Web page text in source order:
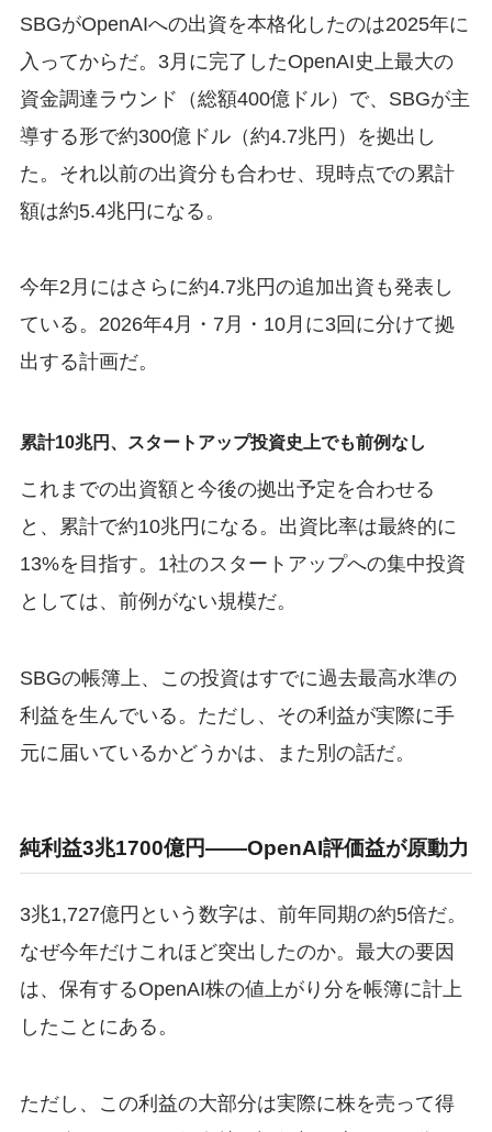
SBGがOpenAIへの出資を本格化したのは2025年に
入ってからだ。3月に完了したOpenAI史上最大の
資金調達ラウンド（総額400億ドル）で、SBGが主
導する形で約300億ドル（約4.7兆円）を拠出し
た。それ以前の出資分も合わせ、現時点での累計
額は約5.4兆円になる。
今年2月にはさらに約4.7兆円の追加出資も発表し
ている。2026年4月・7月・10月に3回に分けて拠
出する計画だ。
累計10兆円、スタートアップ投資史上でも前例なし
これまでの出資額と今後の拠出予定を合わせる
と、累計で約10兆円になる。出資比率は最終的に
13%を目指す。1社のスタートアップへの集中投資
としては、前例がない規模だ。
SBGの帳簿上、この投資はすでに過去最高水準の
利益を生んでいる。ただし、その利益が実際に手
元に届いているかどうかは、また別の話だ。
純利益3兆1700億円——OpenAI評価益が原動力
3兆1,727億円という数字は、前年同期の約5倍だ。
なぜ今年だけこれほど突出したのか。最大の要因
は、保有するOpenAI株の値上がり分を帳簿に計上
したことにある。
ただし、この利益の大部分は実際に株を売って得